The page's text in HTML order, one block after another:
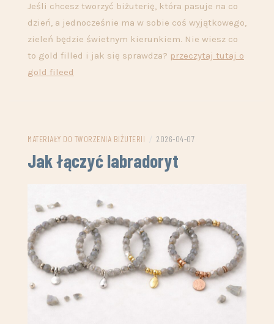
Jeśli chcesz tworzyć biżuterię, która pasuje na co
dzień, a jednocześnie ma w sobie coś wyjątkowego,
zieleń będzie świetnym kierunkiem. Nie wiesz co
to gold filled i jak się sprawdza? przeczytaj tutaj o
gold fileed
MATERIAŁY DO TWORZENIA BIŻUTERII 2026-04-07
Jak łączyć labradoryt